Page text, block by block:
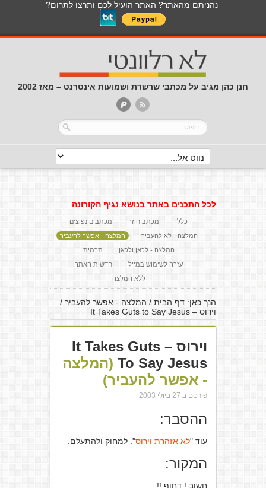
נהניתם מהאתר? האתר הועיל לכם ותרצו לתרום?
חנן כהן מגיב על מכתבי שרשרת ושמועות אינטרנט – מאז 2002
לכל התכנים באתר בנושא נגיף הקורונה
כללי מכתב חוזר
מכתבים נפוצים
המלצה - לא להעביר
המלצה - אפשר להעביר
המלצה - לכאן ולכאן
תרמית
עזרה לשימוש במייל
חדשות האתר
ללא המלצה
הנך כאן:דף הבית / המלצה - אפשר להעביר /
וירוס – It Takes Guts to Say Jesus
וירוס – It Takes Guts
To Say Jesus (המלצה
- אפשר להעביר)
פורסם ב 27 ביולי 2003
ההסבר:
עוד "לא אזהרת וירוס". למחוק ולהתעלם.
המקור:
חשוב.! דחוף !!..